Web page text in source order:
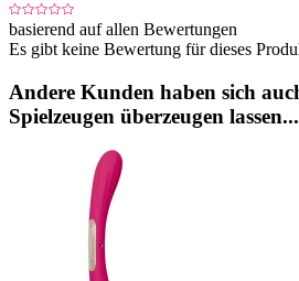
basierend auf allen Bewertungen
Es gibt keine Bewertung für dieses
Andere Kunden haben sich
Spielzeugen überzeugen lassen...